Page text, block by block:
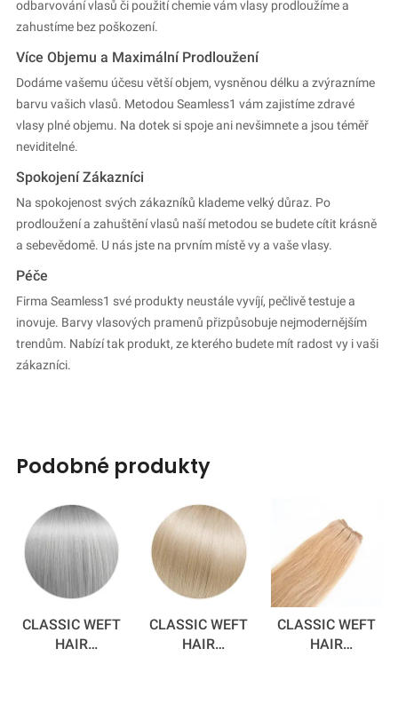
odbarvování vlasů či použití chemie vám vlasy prodloužíme a
zahustíme bez poškození.
Více Objemu a Maximální Prodloužení
Dodáme vašemu účesu větší objem, vysněnou délku a zvýrazníme
barvu vašich vlasů. Metodou Seamless1 vám zajistíme zdravé
vlasy plné objemu. Na dotek si spoje ani nevšimnete a jsou téměř
neviditelné.
Spokojení Zákazníci
Na spokojenost svých zákazníků klademe velký důraz. Po
prodloužení a zahuštění vlasů naší metodou se budete cítit krásně
a sebevědomě. U nás jste na prvním místě vy a vaše vlasy.
Péče
Firma Seamless1 své produkty neustále vyvíjí, pečlivě testuje a
inovuje. Barvy vlasových pramenů přizpůsobuje nejmodernějším
trendům. Nabízí tak produkt, ze kterého budete mít radost vy i vaši
zákazníci.
podobné produkty
CLASSIC WEFT
HAIR
CLASSIC WEFT
HAIR
CLASSIC WEFT
HAIR